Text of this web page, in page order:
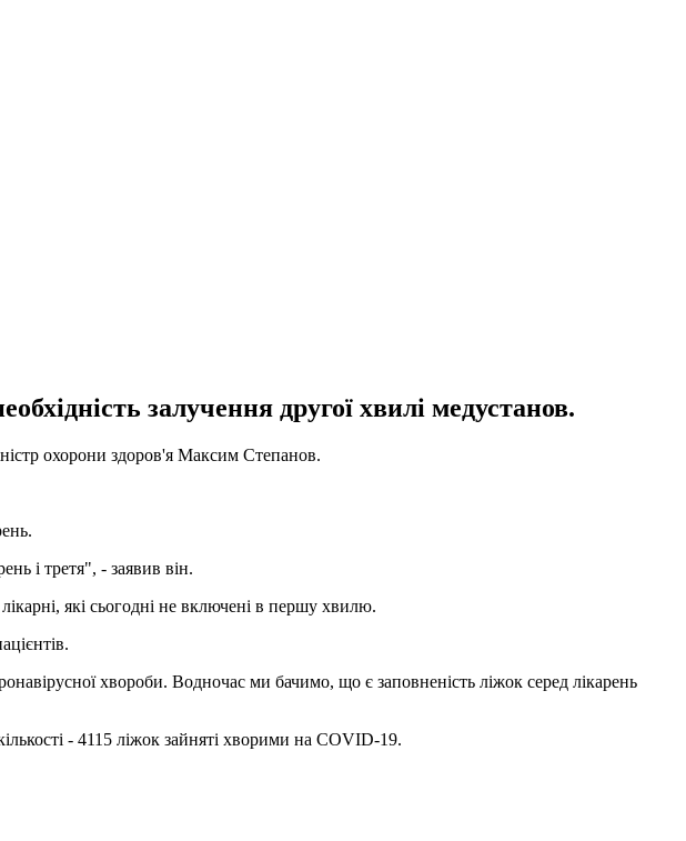
залучення другої хвилі медустанов.
охорони здоров'я Максим Степанов.
і третя", - заявив він.
які сьогодні не включені в першу хвилю.
хвороби. Водночас ми бачимо, що є заповненість ліжок серед лікарень
- 4115 ліжок зайняті хворими на COVID-19.